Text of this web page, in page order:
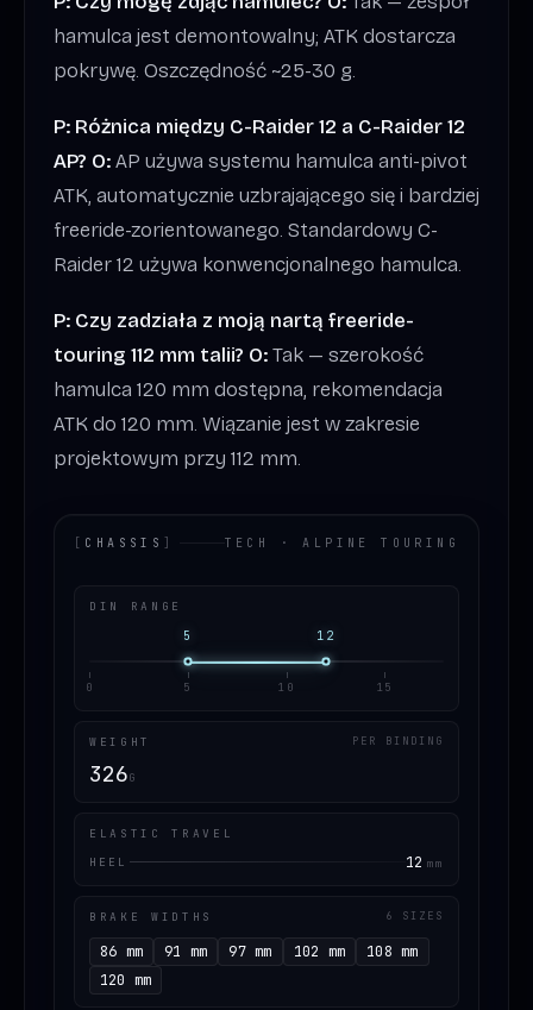
hamulca jest demontowalny; ATK dostarcza
pokrywę. Oszczędność ~25-30 g.
P: Różnica między C-Raider 12 a C-Raider 12
AP? O:AP używa systemu hamulca anti-pivot
ATK, automatycznie uzbrajającego się i bardziej
freeride-zorientowanego. Standardowy C-
Raider 12 używa konwencjonalnego hamulca.
P: Czy zadziała z moją nartą freeride-
touring 112 mm talii? O:Tak — szerokość
hamulca 120 mm dostępna, rekomendacja
ATK do 120 mm. Wiązanie jest w zakresie
projektowym przy 112 mm.
[ CHASSIS ] TECH · ALPINE TOURING
DIN RANGE
5
12
0 5 10 15
WEIGHT PER BINDING
326G
ELASTIC TRAVEL
HEEL
12 mm
BRAKE WIDTHS 6 SIZES
86 mm 91 mm 97 mm 102 mm
108 mm
120 mm